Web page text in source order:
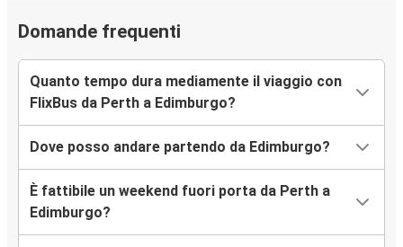
Domande frequenti
Quanto tempo dura mediamente il viaggio con
FlixBus da Perth a Edimburgo?
Dove posso andare partendo da Edimburgo?
È fattibile un weekend fuori porta da Perth a
Edimburgo?